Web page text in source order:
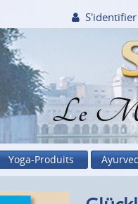
Le
S'identifier
Yoga-Produits